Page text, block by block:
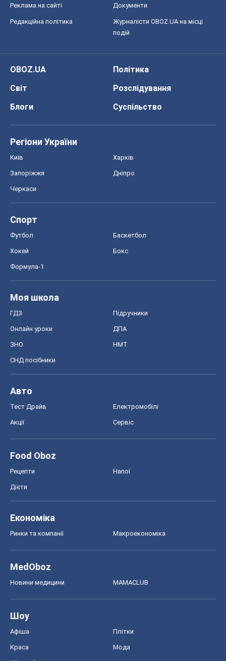
Реклама на сайті Документи
Редакційна політика
Журналісти OBOZ.UA на місці
подій
OBOZ.UA
Політика
Світ
Розслідування
Блоги
Суспільство
Регіони України
Київ Харків
Запоріжжя Дніпро
Черкаси
Спорт
Футбол Баскетбол
Хокей Бокс
Формула-1
Моя школа
ГДЗ Підручники
Онлайн уроки ДПА
ЗНО НМТ
СНД посібники
Авто
Тест Драйв Електромобілі
Акції Сервіс
Food Oboz
Рецепти Напої
Дієти
Економіка
Ринки та компанії Макроекономіка
MedOboz
Новини медицини MAMACLUB
Шоу
Афіша Плітки
Краса Мода